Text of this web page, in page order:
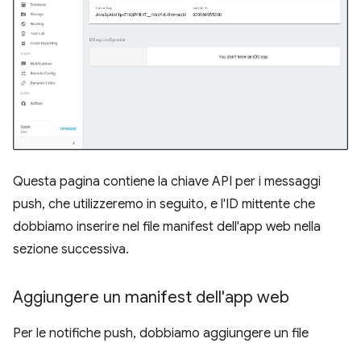
Questa pagina contiene la chiave API per i messaggi
push, che utilizzeremo in seguito, e l'ID mittente che
dobbiamo inserire nel file manifest dell'app web nella
sezione successiva.
Aggiungere un manifest dell'app web
Per le notifiche push, dobbiamo aggiungere un file